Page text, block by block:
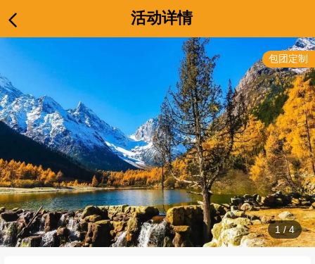
活动详情
1/4
包团定制